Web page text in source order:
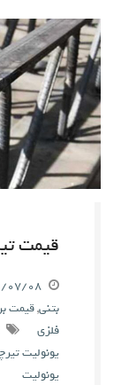
قیمت
۰۱/۰۷/
بتنی,قیمت
فلزی
یونولیت
یونولیت